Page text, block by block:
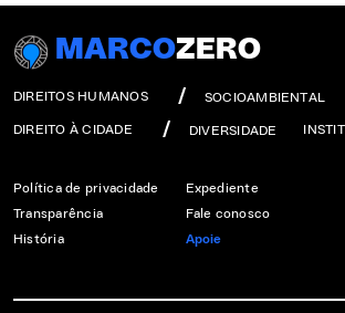
MARCOZERO
DIREITOS HUMANOS SOCIOAMBIENTAL
DIREITO À CIDADE DIVERSIDADE
Política de privacidade
Transparência
História
Expediente
Fale conosco
Apoie